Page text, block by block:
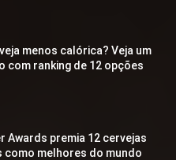
menos calórica? Veja um
com ranking de 12 opções
Awards premia 12 cervejas
como melhores do mundo